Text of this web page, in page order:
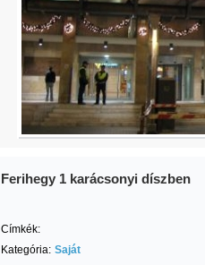
Ferihegy 1 karácsonyi díszben
Címkék:
Kategória: Saját